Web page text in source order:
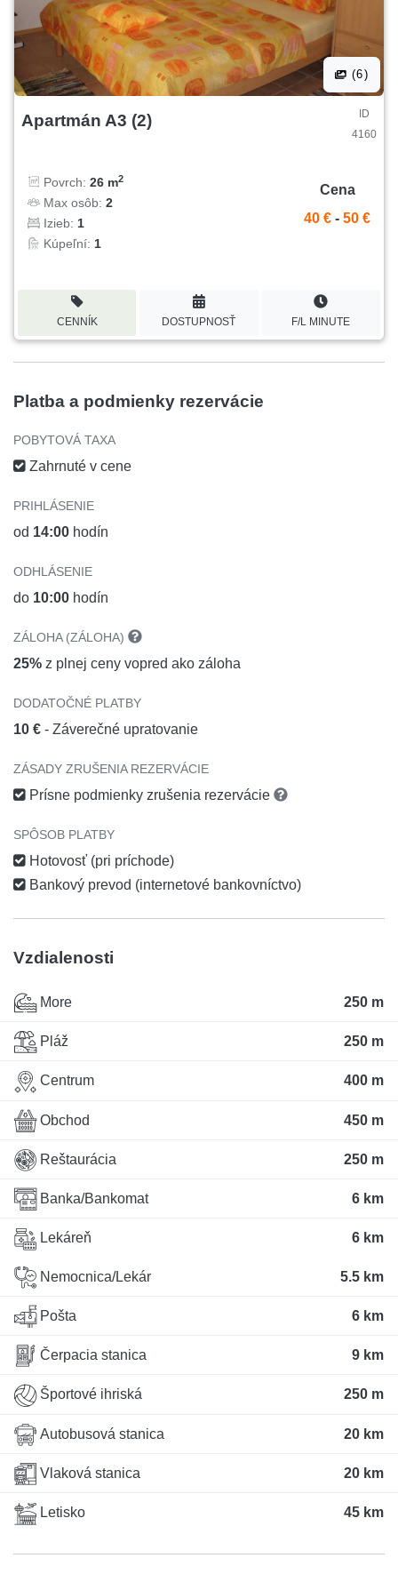
(6)
Apartmán A3 (2)
ID
4160
Povrch: 26 m2
Max osôb: 2
Izieb: 1
Kúpeľní: 1
Cena
40 € - 50 €
CENNÍK DOSTUPNOSŤ F/L MINUTE
Platba a podmienky rezervácie
POBYTOVÁ TAXA
Zahrnuté v cene
PRIHLÁSENIE
od 14:00 hodín
ODHLÁSENIE
do 10:00 hodín
ZÁLOHA (ZÁLOHA)
25% z plnej ceny vopred ako záloha
DODATOČNÉ PLATBY
10 € - Záverečné upratovanie
ZÁSADY ZRUŠENIA REZERVÁCIE
Prísne podmienky zrušenia rezervácie
SPÔSOB PLATBY
Hotovosť (pri príchode)
Bankový prevod (internetové bankovníctvo)
Vzdialenosti
More 250 m
Pláž 250 m
Centrum 400 m
Obchod 450 m
Reštaurácia 250 m
Banka/Bankomat 6 km
Lekáreň 6 km
Nemocnica/Lekár 5.5 km
Pošta 6 km
Čerpacia stanica 9 km
Športové ihriská 250 m
Autobusová stanica 20 km
Vlaková stanica 20 km
Letisko 45 km